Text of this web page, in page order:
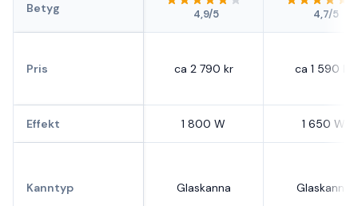
Betyg 4,9/5 4,7/5
Pris ca 2 790 kr ca 1 590 kr
Effekt 1 800 W 1 650 W
Kanntyp Glaskanna Glaskanna